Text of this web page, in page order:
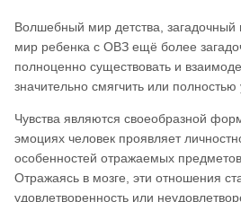
Волшебный мир детства, загадочный
мир ребенка с ОВЗ ещё более
полноценно существовать и
значительно смягчить или
Чувства являются своеобразной
эмоциях человек проявляет
особенностей отражаемых
Отражаясь в мозге, эти отношения
удовлетворенность или